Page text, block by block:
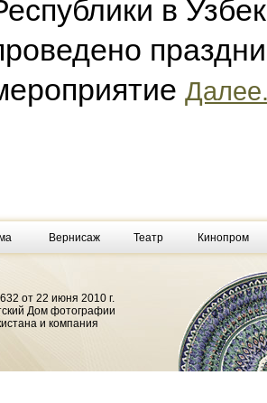
в
Вернисаж Театр Кинопром
от 22 июня 2010 г.
Дом фотографии
и компания